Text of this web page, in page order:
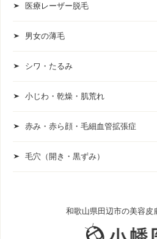
医療レーザー脱毛
男女の薄毛
シワ・たるみ
小じわ・乾燥・肌荒れ
赤み・赤ら顔・毛細血管拡張症
毛穴（開き・黒ずみ）
和歌山県田辺市の美容皮